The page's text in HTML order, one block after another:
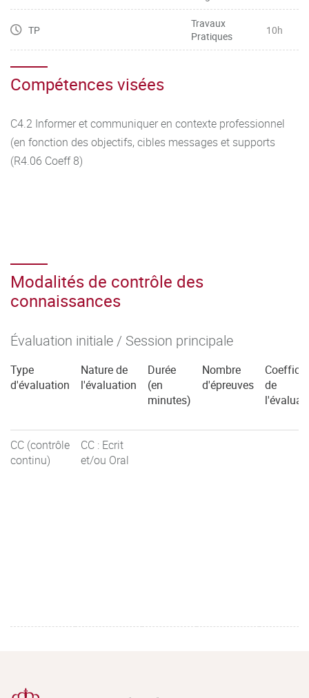
TP
Travaux
Pratiques
10h
Compétences visées
C4.2 Informer et communiquer en contexte professionnel
(en fonction des objectifs, cibles messages et supports
(R4.06 Coeff 8)
Modalités de contrôle des
connaissances
Évaluation initiale / Session principale
Type
d'évaluation
Nature de
l'évaluation
Durée
(en
minutes)
Nombre
d'épreuves
de
CC (contrôle
continu)
CC : Ecrit
et/ou Oral